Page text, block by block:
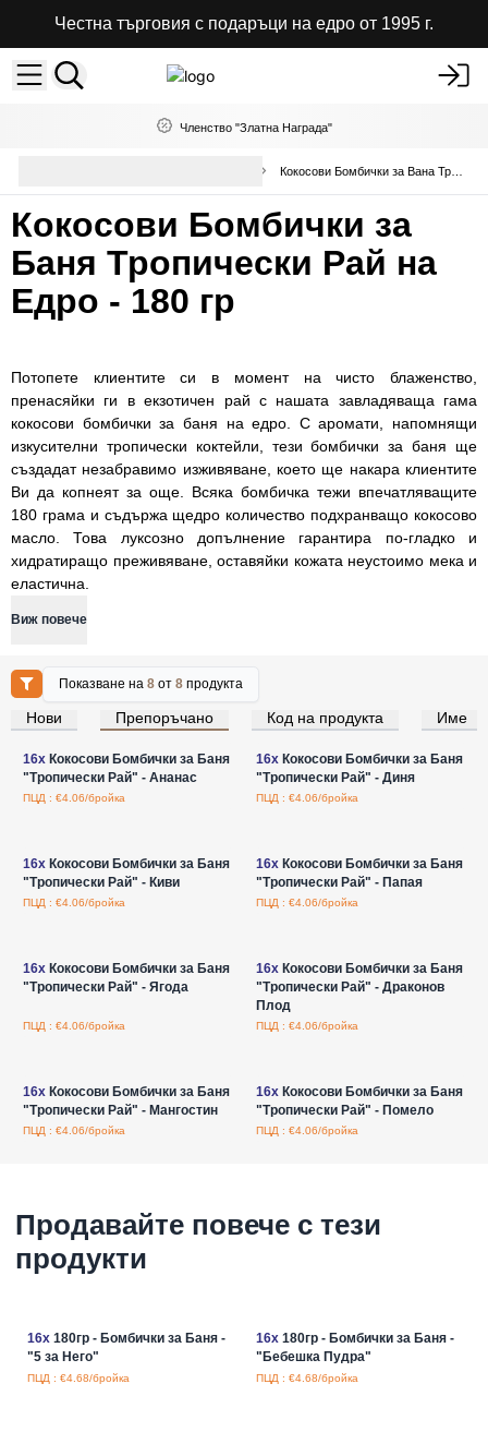
Честна търговия с подаръци на едро от 1995 г.
Членство "Златна Награда"
Кокосови Бомбички за
Баня Тропически Рай на
Едро - 180 гр
Потопете клиентите си в момент на чисто блаженство,
пренасяйки ги в екзотичен рай с нашата завладяваща гама
кокосови бомбички за баня на едро. С аромати, напомнящи
изкусителни тропически коктейли, тези бомбички за баня ще
създадат незабравимо изживяване, което ще накара клиентите
Ви да копнеят за още. Всяка бомбичка тежи впечатляващите
180 грама и съдържа щедро количество подхранващо кокосово
масло. Това луксозно допълнение гарантира по-гладко и
хидратиращо преживяване, оставяйки кожата неустоимо мека и
еластична.
Виж повече
Показване на8 от8 продукта
Нови Препоръчано Код на продукта Име
Влезте за цени на едро
16xКокосови Бомбички за Баня
"Тропически Рай" - Ананас
ПЦД : €4.06/бройка
Влезте за цени на едро
16xКокосови Бомбички за Баня
"Тропически Рай" - Диня
ПЦД : €4.06/бройка
16xКокосови Бомбички за Баня
"Тропически Рай" - Киви
ПЦД : €4.06/бройка
16xКокосови Бомбички за Баня
"Тропически Рай" - Папая
ПЦД : €4.06/бройка
16xКокосови Бомбички за Баня
"Тропически Рай" - Ягода
ПЦД : €4.06/бройка
16xКокосови Бомбички за Баня
"Тропически Рай" - Драконов
Плод
ПЦД : €4.06/бройка
16xКокосови Бомбички за Баня
"Тропически Рай" - Мангостин
ПЦД : €4.06/бройка
16xКокосови Бомбички за Баня
"Тропически Рай" - Помело
ПЦД : €4.06/бройка
Продавайте повече с тези
продукти
16x180гр - Бомбички за Баня -
"5 за Него"
ПЦД : €4.68/бройка
16x180гр - Бомбички за Баня -
"Бебешка Пудра"
ПЦД : €4.68/бройка